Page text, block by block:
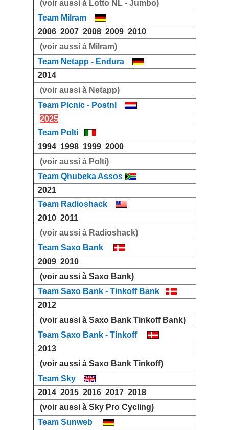
(voir aussi à Lotto NL - Jumbo)
Team Milram
2006 2007 2008 2009 2010
(voir aussi à Milram)
Team Netapp - Endura
2014
(voir aussi à Netapp)
Team Picnic - Postnl
2025
Team Polti
1994 1998 1999 2000
(voir aussi à Polti)
Team Qhubeka Assos
2021
Team Radioshack
2010 2011
(voir aussi à Radioshack)
Team Saxo Bank
2009 2010
(voir aussi à Saxo Bank)
Team Saxo Bank - Tinkoff Bank
2012
(voir aussi à Saxo Bank Tinkoff Bank)
Team Saxo Bank - Tinkoff
2013
(voir aussi à Saxo Bank Tinkoff)
Team Sky
2014 2015 2016 2017 2018
(voir aussi à Sky Pro Cycling)
Team Sunweb